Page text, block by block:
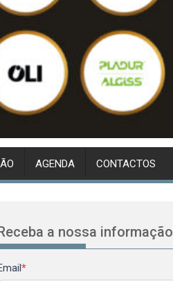
AGENDA CONTACTOS
a nossa informação
*